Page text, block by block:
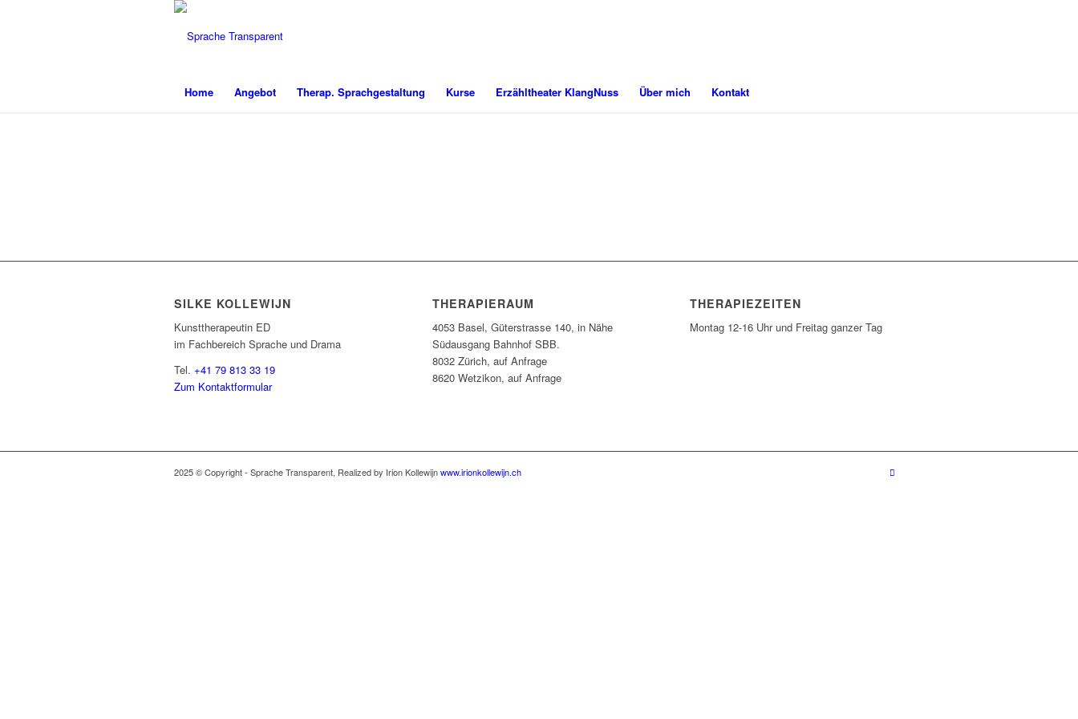
Home Angebot Therap. Sprachgestaltung Kurse Erzähltheater KlangNuss Über mich Kontakt
SILKE KOLLEWIJN
Kunsttherapeutin ED
im Fachbereich Sprache und Drama
Tel. +41 79 813 33 19
Zum Kontaktformular
THERAPIERAUM
4053 Basel, Güterstrasse 140, in Nähe
Südausgang Bahnhof SBB.
8032 Zürich, auf Anfrage
8620 Wetzikon, auf Anfrage
THERAPIEZEITEN
Montag 12-16 Uhr und Freitag ganzer Tag
2025 © Copyright - Sprache Transparent, Realized by Irion Kollewijnwww.irionkollewijn.ch